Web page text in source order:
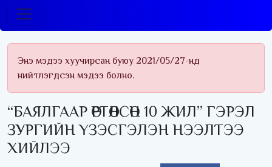
Энэ мэдээ хуучирсан буюу 2021/05/27-нд
нийтлэгдсэн мэдээ болно.
“БАЯЛГААР ӨРТӨӨЛСӨН 10 ЖИЛ” ГЭРЭЛ
ЗУРГИЙН ҮЗЭСГЭЛЭН НЭЭЛТЭЭ
ХИЙЛЭЭ